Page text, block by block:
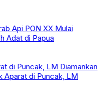
Api PON XX Mulai
Adat di Papua
di Puncak, LM Diamankan
Aparat di Puncak, LM